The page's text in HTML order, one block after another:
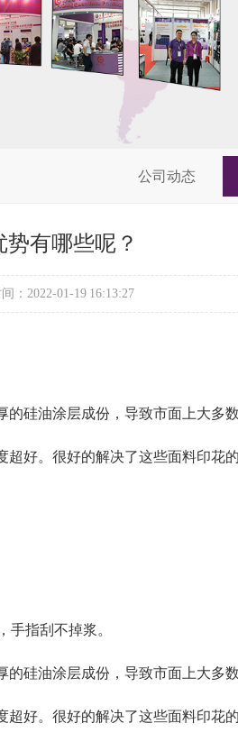
公司动态
有哪些呢？
：2022-01-19 16:13:27
硅油涂层成份，导致市面上大多
好。很好的解决了这些面料印花
手指刮不掉浆。
硅油涂层成份，导致市面上大多
好。很好的解决了这些面料印花